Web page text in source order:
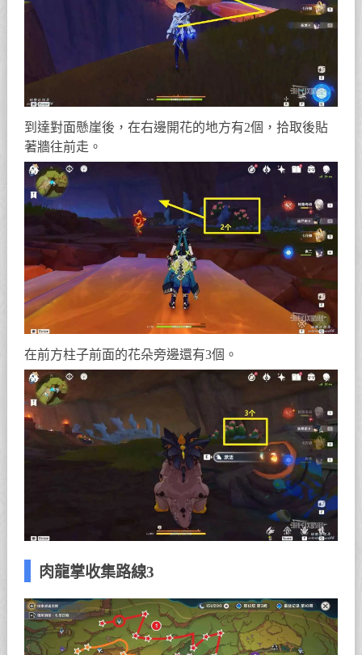
到達對面懸崖後，在右邊開花的地方有2個，拾取後貼
著牆往前走。
在前方柱子前面的花朵旁邊還有3個。
肉龍掌收集路線3